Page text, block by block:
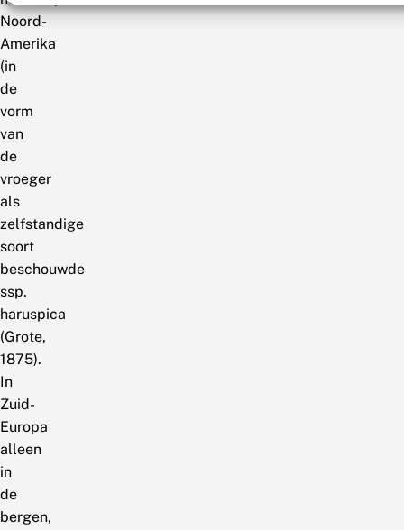
Noord-
Amerika
(in
de
vorm
van
de
vroeger
als
zelfstandige
soort
beschouwde
ssp.
haruspica
(Grote,
1875).
In
Zuid-
Europa
alleen
in
de
bergen,